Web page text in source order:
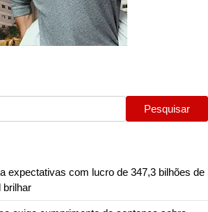
Pesquisar
expectativas com lucro de 347,3 bilhões de
brilhar